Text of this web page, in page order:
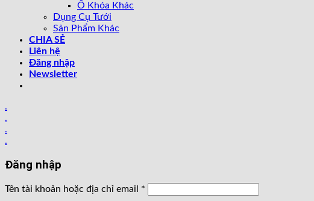
Ổ Khóa Khác
Dụng Cụ Tưới
Sản Phẩm Khác
CHIA SẺ
Liên hệ
Đăng nhập
Newsletter
.
.
.
.
Đăng nhập
Tên tài khoản hoặc địa chỉ email *